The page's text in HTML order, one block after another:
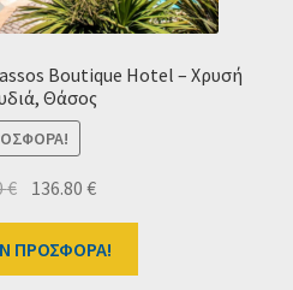
Boutique Hotel – Χρυσή
Θάσος
€ Original
was:
228.00 €.
136.80€Η
τιμή
είναι:
ΠΡΟΣΦΟΡΑ!